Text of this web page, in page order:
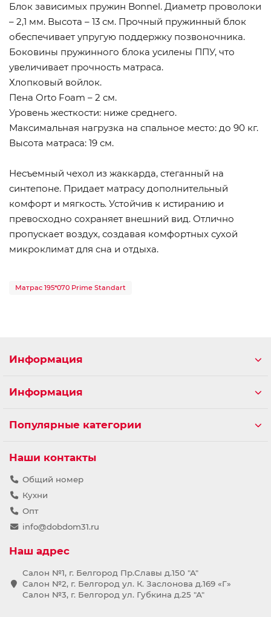
Блок зависимых пружин Bonnel. Диаметр проволоки
– 2,1 мм. Высота – 13 см. Прочный пружинный блок
обеспечивает упругую поддержку позвоночника.
Боковины пружинного блока усилены ППУ, что
увеличивает прочность матраса.
Хлопковый войлок.
Пена Orto Foam – 2 см.
Уровень жесткости: ниже среднего.
Максимальная нагрузка на спальное место: до 90 кг.
Высота матраса: 19 см.
Несъемный чехол из жаккарда, стеганный на
синтепоне. Придает матрасу дополнительный
комфорт и мягкость. Устойчив к истиранию и
превосходно сохраняет внешний вид. Отлично
пропускает воздух, создавая комфортных сухой
микроклимат для сна и отдыха.
Матрас 195*070 Prime Standart
Информация
Информация
Популярные категории
Наши контакты
Общий номер
Кухни
Опт
info@dobdom31.ru
Наш адрес
Салон №1, г. Белгород Пр.Славы д.150 "А"
Салон №2, г. Белгород ул. К. Заслонова д.169 «Г»
Салон №3, г. Белгород ул. Губкина д.25 "А"